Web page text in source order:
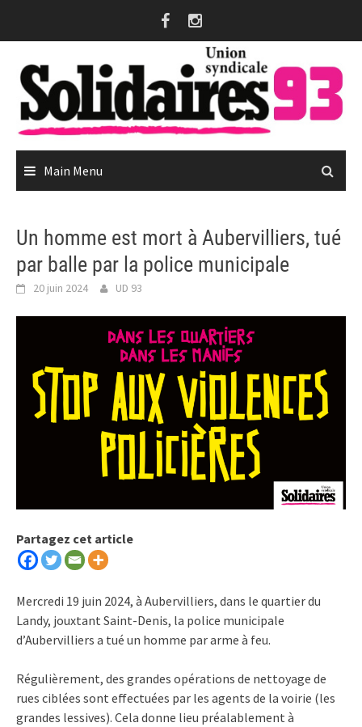
Main Menu
Un homme est mort à Aubervilliers, tué
par balle par la police municipale
20 juin 2024 UD 93
Partagez cet article
Mercredi 19 juin 2024, à Aubervilliers, dans le quartier du
Landy, jouxtant Saint-Denis, la police municipale
d’Aubervilliers a tué un homme par arme à feu.
Régulièrement, des grandes opérations de nettoyage de
rues ciblées sont effectuées par les agents de la voirie (les
grandes lessives). Cela donne lieu préalablement à